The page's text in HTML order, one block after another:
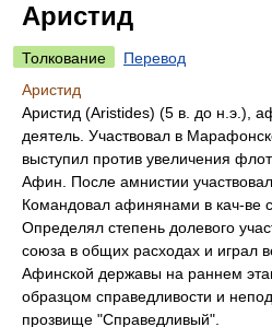
Аристид
Толкование
Перевод
Аристид
Аристид (Aristides) (5 в. до н.э.),
деятель. Участвовал в
выступил против увеличения
Афин. После амнистии
Командовал афинянами в кач-ве
Определял степень долевого
союза в общих расходах и играл
Афинской державы на раннем
образцом справедливости и
прозвище "Справедливый".